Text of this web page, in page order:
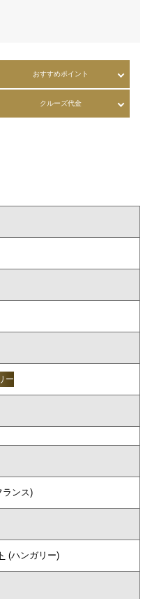
おすすめポイント
クルーズ代金
ー
ランス)
(ハンガリー)